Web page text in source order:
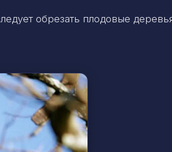
обрезать плодовые